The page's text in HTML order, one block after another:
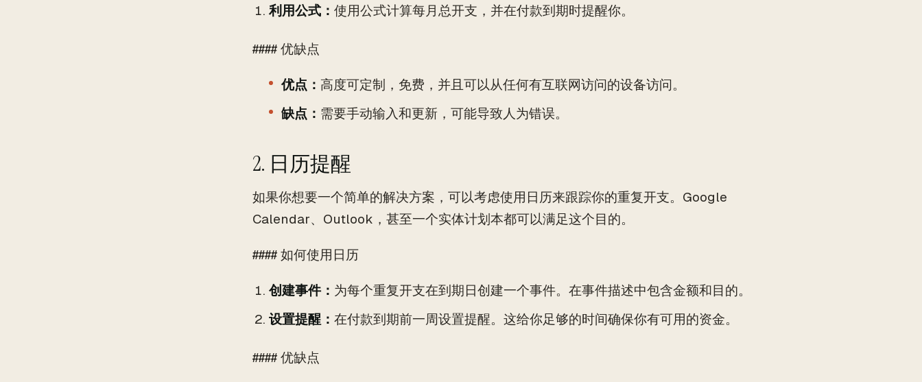
利用公式： 使用公式计算每月总开支，并在付款到期时提醒你。
#### 优缺点
优点： 高度可定制，免费，并且可以从任何有互联网访问的设备访问。
缺点： 需要手动输入和更新，可能导致人为错误。
2. 日历提醒
如果你想要一个简单的解决方案，可以考虑使用日历来跟踪你的重复开支。Google
Calendar、Outlook，甚至一个实体计划本都可以满足这个目的。
#### 如何使用日历
创建事件： 为每个重复开支在到期日创建一个事件。在事件描述中包含金额和目的。
设置提醒： 在付款到期前一周设置提醒。这给你足够的时间确保你有可用的资金。
#### 优缺点